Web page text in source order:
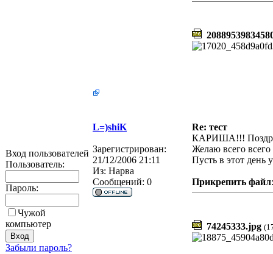
Вход пользователей
Пользователь:
Пароль:
Чужой
компьютер
Забыли пароль?
L=)shiK Re: тест
Зарегистрирован:
21/12/2006 21:11
Из: Нарва
Сообщений: 0
КАРИША!!!
Желаю всего
Пусть в этот день
Прикрепить файл:
74245333.jpg